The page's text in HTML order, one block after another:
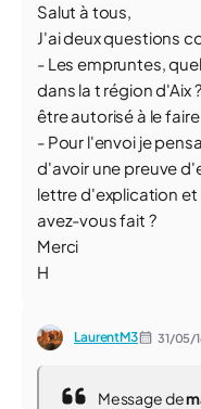
Salut à tous,
J'ai deux questions
- Les empruntes,
dans la t région d'Aix
être autorisé à le faire
- Pour l'envoi je
d'avoir une preuve
lettre d'explication
avez-vous fait ?
Merci
H
LaurentM3 31/05/
Message de